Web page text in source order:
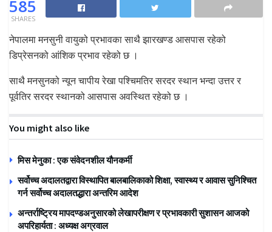
585
SHARES
नेपालमा मनसुनी वायुको प्रभावका साथै झारखण्ड आसपास रहेको
डिप्रेसनको आंशिक प्रभाव रहेको छ ।
साथै मनसुनको न्यून चापीय रेखा पश्चिमतिर सरदर स्थान भन्दा उत्तर र
पूर्वतिर सरदर स्थानको आसपास अवस्थित रहेको छ ।
You might also like
मिस मेनुका : एक संवेदनशील यौनकर्मी
सर्वोच्च अदालतद्वारा विस्थापित बालबालिकाको शिक्षा, स्वास्थ्य र आवास सुनिश्चित
गर्न सर्वोच्च अदालतद्धारा अन्तरिम आदेश
अन्तर्राष्ट्रिय मापदण्डअनुसारको लेखापरीक्षण र प्रभावकारी सुशासन आजको
अपरिहार्यता : अध्यक्ष अग्रवाल